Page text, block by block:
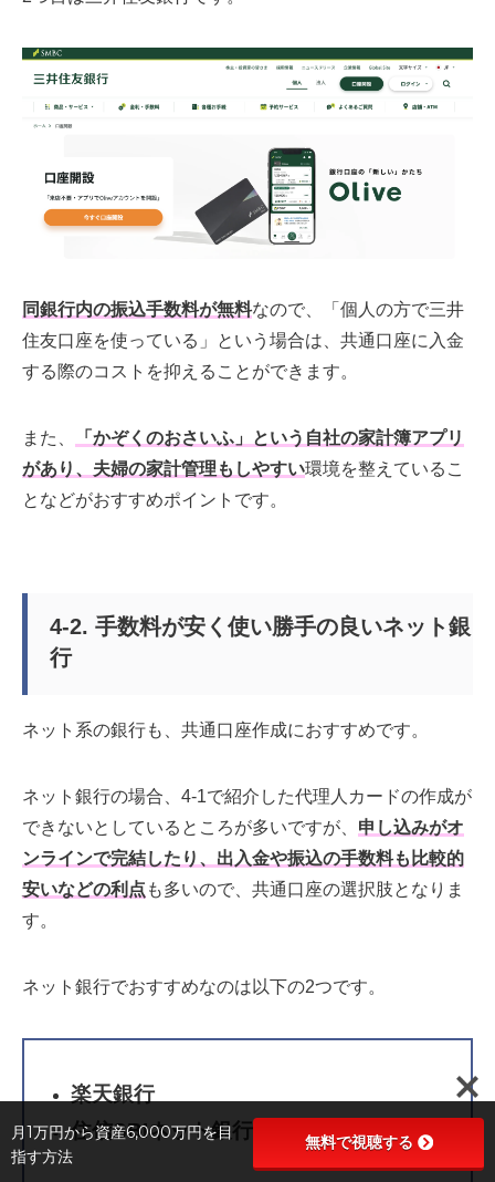
同銀行内の振込手数料が無料なので、「個人の方で三井
住友口座を使っている」という場合は、共通口座に入金
する際のコストを抑えることができます。
また、
「かぞくのおさいふ」という自社の家計簿アプリ
があり、夫婦の家計管理もしやすい環境を整えているこ
となどがおすすめポイントです。
4-2. 手数料が安く使い勝手の良いネット銀
行
ネット系の銀行も、共通口座作成におすすめです。
ネット銀行の場合、4-1で紹介した代理人カードの作成が
できないとしているところが多いですが、 申し込みがオ
ンラインで完結したり、出入金や振込の手数料も比較的
安いなどの利点 も多いので、共通口座の選択肢となりま
す。
ネット銀行でおすすめなのは以下の2つです。
楽天銀行
住信SBIネット銀行
月1万円から資産6,000万円を目
指す方法
無料で視聴する